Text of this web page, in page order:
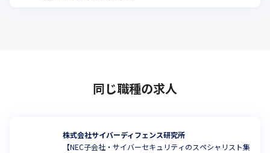
同じ職種の求人
株式会社サイバーディフェンス研究所
【NEC子会社・サイバーセキュリティのスペシャリスト集